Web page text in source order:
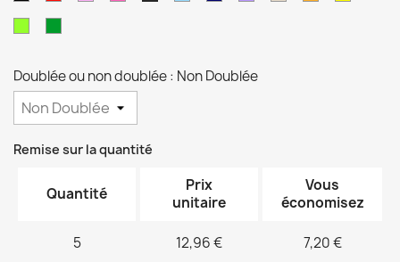
Doublée ou non doublée : Non Doublée
Remise sur la quantité
Quantité
Prix
unitaire
Vous
économisez
5 12,96 € 7,20 €